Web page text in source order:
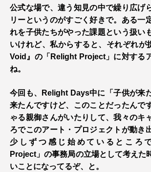
公式な場で、違う知見の中で繰り広げ
リーというのがすごく好きで。ある一
れを子供たちがやった課題という扱い
いけれど、私からすると、それぞれが
Void』の「Relight Project」に対する
ね。
今回も、Relight Days中に「子供が来
来たんですけど、このことだったんで
ゃる親御さんがいたりして、我々のキ
ろでこのアート・プロジェクトが動き
少しずつ感じ始めているところ
Project」の事務局の立場として考えた
いことになってるぞ、と。